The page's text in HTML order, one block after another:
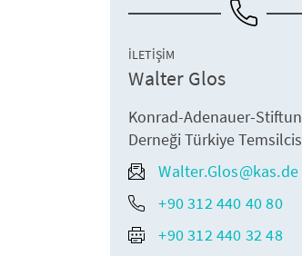
İLETIŞIM
Walter Glos
Konrad-Adenauer-
Derneği Türkiye
Walter.Glos@kas.de
+90 312 440 40 80
+90 312 440 32 48